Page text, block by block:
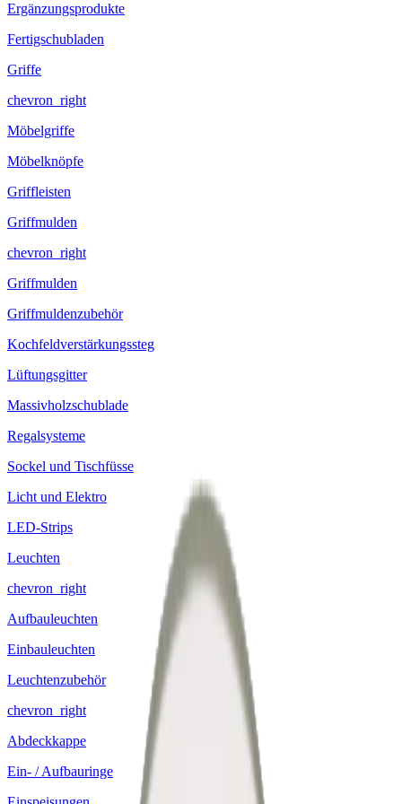
Ergänzungsprodukte
Fertigschubladen
Griffe
chevron_right
Möbelgriffe
Möbelknöpfe
Griffleisten
Griffmulden
chevron_right
Griffmulden
Griffmuldenzubehör
Kochfeldverstärkungssteg
Lüftungsgitter
Massivholzschublade
Regalsysteme
Sockel und Tischfüsse
Licht und Elektro
LED-Strips
Leuchten
chevron_right
Aufbauleuchten
Einbauleuchten
Leuchtenzubehör
chevron_right
Abdeckkappe
Ein- / Aufbauringe